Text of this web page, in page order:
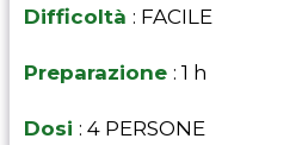
Difficoltà : FACILE
Preparazione : 1 h
Dosi : 4 PERSONE